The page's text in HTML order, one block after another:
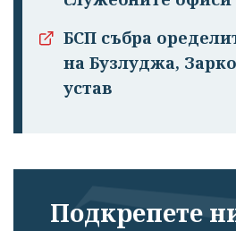
БСП събра
на Бузлуджа,
устав
Подкрепете